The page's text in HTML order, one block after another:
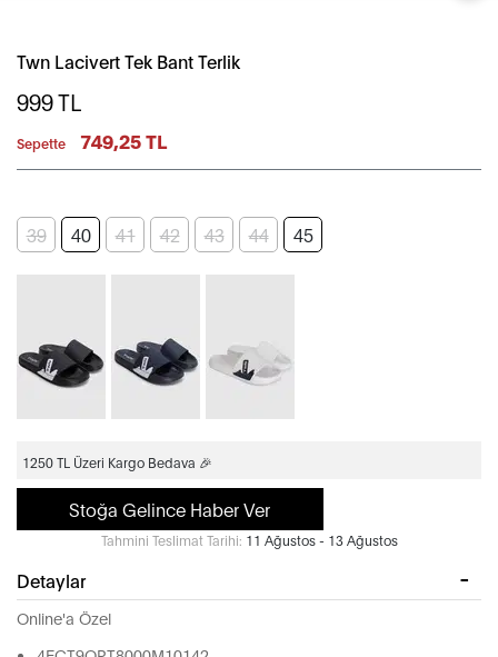
Twn Lacivert Tek Bant Terlik
999TL
Sepette 749,25 TL
39 40 41 42 43 44 45
1250 TL Üzeri Kargo Bedava 🎉
Stoğa Gelince Haber Ver
Tahmini Teslimat Tarihi: 11 Ağustos - 13 Ağustos
Detaylar
Online'a Özel